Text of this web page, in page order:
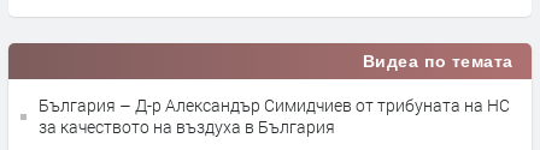
Видеа по темата
България – Д-р Александър Симидчиев от трибуната на НС
за качеството на въздуха в България